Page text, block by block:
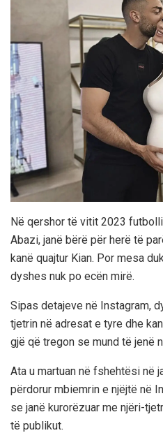
Në qershor të vitit 2023
Abazi, janë bërë për herë të
kanë quajtur Kian. Por mesa
dyshes nuk po ecën mirë.
Sipas detajeve në Instagram,
tjetrin në adresat e tyre dhe
gjë që tregon se mund të jenë
Ata u martuan në fshehtësi në
përdorur mbiemrin e njëjtë në
se janë kurorëzuar me njëri-
të publikut.